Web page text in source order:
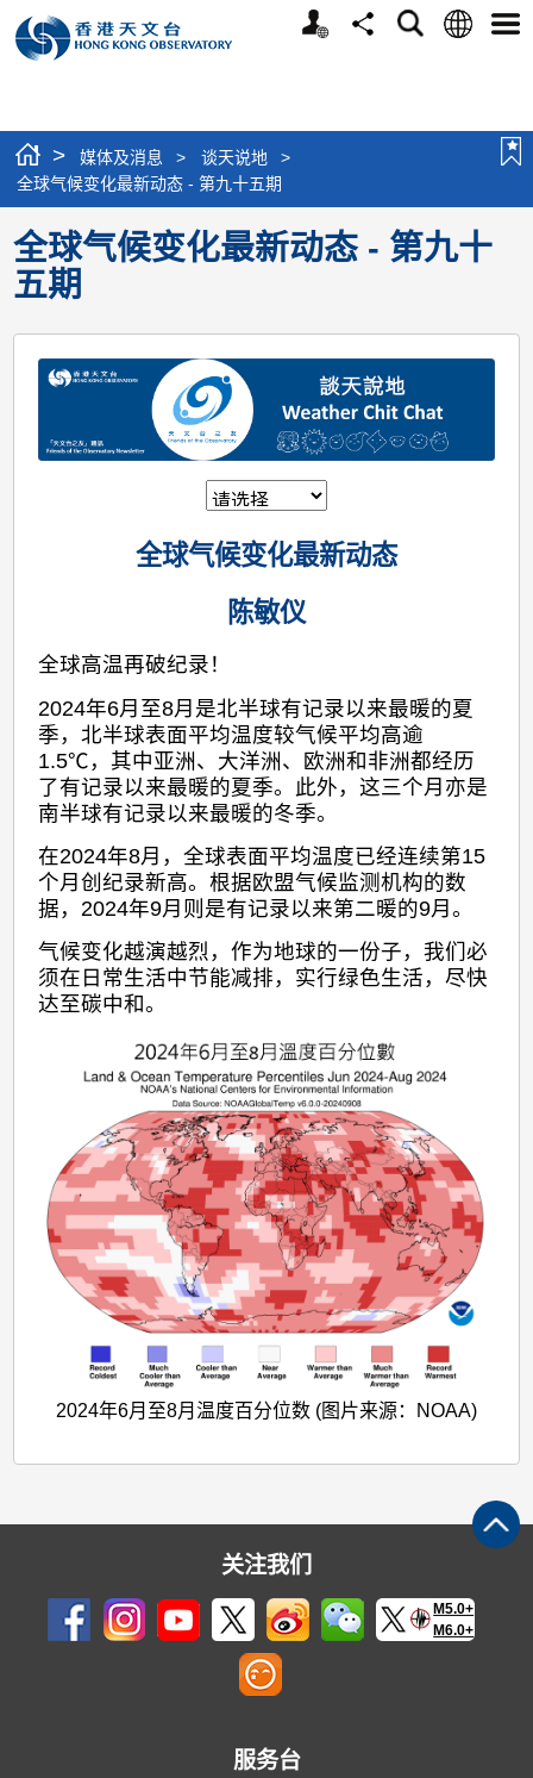
个
分
搜
语
选
> 媒体及消息 > 谈天说地
>
全球气候变化最新动态 - 第九十五期
全球气候变化最新动态 - 第九十
五期
全球气候变化最新动态
陈敏仪
全球高温再破纪录！
2024年6月至8月是北半球有记录以来最暖的夏
季，北半球表面平均温度较气候平均高逾
1.5℃，其中亚洲、大洋洲、欧洲和非洲都经历
了有记录以来最暖的夏季。此外，这三个月亦是
南半球有记录以来最暖的冬季。
在2024年8月，全球表面平均温度已经连续第15
个月创纪录新高。根据欧盟气候监测机构的数
据，2024年9月则是有记录以来第二暖的9月。
气候变化越演越烈，作为地球的一份子，我们必
须在日常生活中节能减排，实行绿色生活，尽快
达至碳中和。
2024年6月至8月温度百分位数 (图片来源：NOAA)
关注我们
M5.0+
M6.0+
服务台